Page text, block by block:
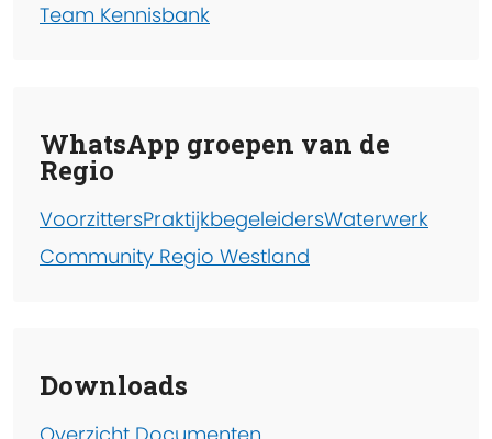
Team Kennisbank
WhatsApp groepen van de
Regio
VoorzittersPraktijkbegeleidersWaterwerk
Community Regio Westland
Downloads